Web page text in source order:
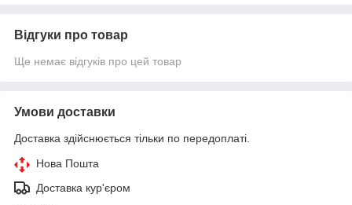
Відгуки про товар
Ще немає відгуків про цей товар
Умови доставки
Доставка здійснюється тільки по передоплаті.
Нова Пошта
Доставка кур'єром